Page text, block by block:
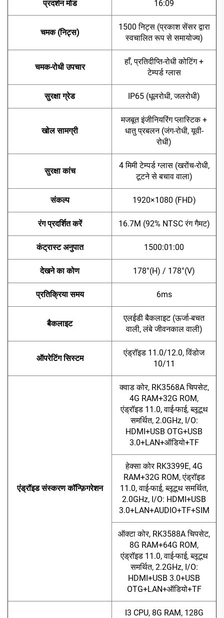
प्रदर्शन मोड 16:09
चमक (निट्स)
1500 निट्स (प्रकाश सेंसर द्वारा
स्वचालित रूप से समायोज्य)
चमक-रोधी उपचार
हाँ, प्रतिदीप्ति-रोधी कोटिंग +
टेम्पर्ड ग्लास
सुरक्षा ग्रेड IP65 (धूलरोधी, जलरोधी)
खोल सामग्री
मजबूत इंजीनियरिंग प्लास्टिक +
धातु प्रबलन (जंग-रोधी, यूवी-
रोधी)
सुरक्षा कांच
4 मिमी टेम्पर्ड ग्लास (खरोंच-रोधी,
टूटने से बचाव वाला)
संकल्प 1920×1080 (FHD)
रंग प्रदर्शित करें 16.7M (92% NTSC रंग गैमट)
कंट्रास्ट अनुपात 1500:01:00
देखने का कोण 178°(H) / 178°(V)
प्रतिक्रिया समय 6ms
बैकलाइट
एलईडी बैकलाइट (ऊर्जा-बचत
वाली, लंबे जीवनकाल वाली)
ऑपरेटिंग सिस्टम
एंड्रॉइड 11.0/12.0, विंडोज
10/11
एंड्रॉइड संस्करण कॉन्फ़िगरेशन
क्वाड कोर, RK3568A चिपसेट,
4G RAM+32G ROM,
एंड्रॉइड 11.0, वाई-फाई, ब्लूटूथ
समर्थित, 2.0GHz, I/O:
HDMI+USB OTG+USB
3.0+LAN+ऑडियो+TF
हेक्सा कोर RK3399E, 4G
RAM+32G ROM, एंड्रॉइड
11.0, वाई-फाई, ब्लूटूथ समर्थित,
2.0GHz, I/O: HDMI+USB
3.0+LAN+AUDIO+TF+SIM
ऑक्टा कोर, RK3588A चिपसेट,
8G RAM+64G ROM,
एंड्रॉइड 11.0, वाई-फाई, ब्लूटूथ
समर्थित, 2.2GHz, I/O:
HDMI+USB 3.0+USB
OTG+LAN+ऑडियो+TF
I3 CPU, 8G RAM, 128G